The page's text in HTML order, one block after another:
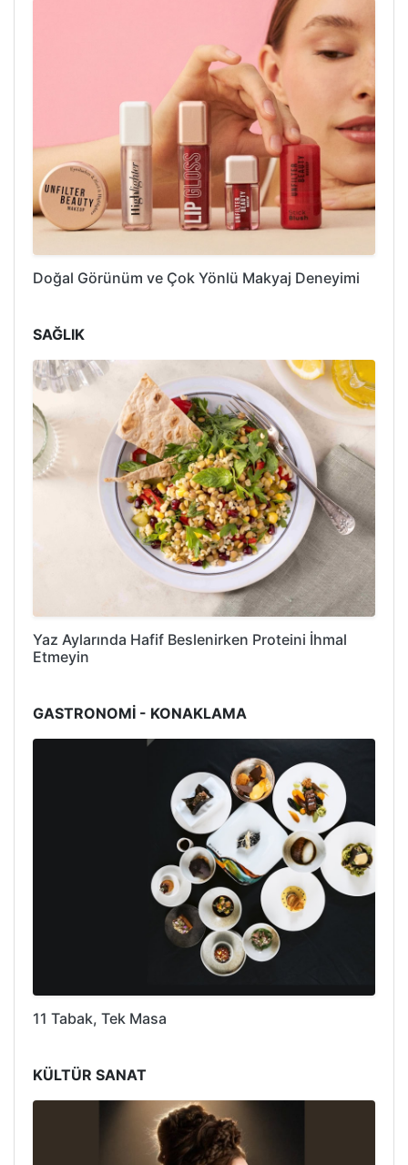
Doğal Görünüm ve Çok Yönlü Makyaj Deneyimi
SAĞLIK
Yaz Aylarında Hafif Beslenirken Proteini İhmal
Etmeyin
GASTRONOMİ - KONAKLAMA
11 Tabak, Tek Masa
KÜLTÜR SANAT